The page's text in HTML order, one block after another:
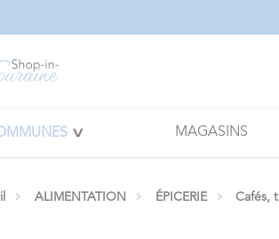
MAGASINS
ALIMENTATION ÉPICERIE Cafés,